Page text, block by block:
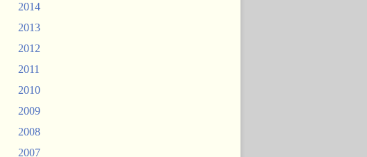
2014
2013
2012
2011
2010
2009
2008
2007